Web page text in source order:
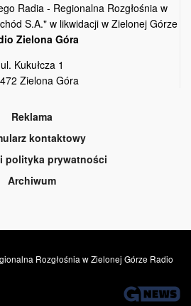
Radia - Regionalna Rozgłośnia w
S.A." w likwidacji w Zielonej Górze
Zielona Góra
ul. Kukułcza 1
Zielona Góra
Reklama
kontaktowy
polityka prywatności
Archiwum
Rozgłośnia w Zielonej Górze Radio